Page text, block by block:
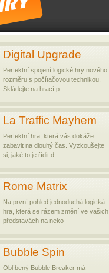
Digital Upgrade
Perfektní spojení logické hry nového
rozměru s počítačovou technikou.
Skládejte na hrací p
La Traffic Mayhem
Perfektní hra, která vás dokáže
zabavit na dlouhý čas. Vyzkoušejte
si, jaké to je řídit d
Rome Matrix
Na první pohled jednoduchá logická
hra, která se rázem změní ve vašich
představách na neko
Bubble Spin
Oblíbený Bubble Breaker má